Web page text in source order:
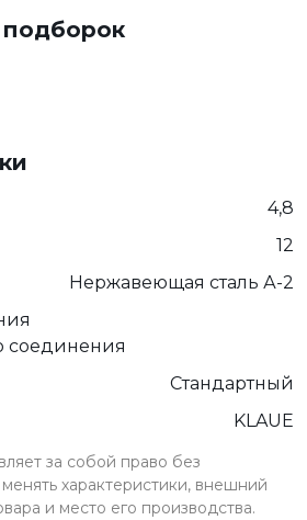
подборок
4,8
12
Нержавеющая сталь А-2
соединения
Стандартный
KLAUE
за собой право без
характеристики, внешний
и место его производства.